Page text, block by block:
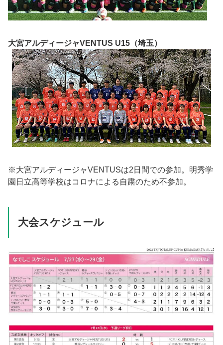
大宮アルディージャVENTUS U15（埼玉）
※大宮アルディージャVENTUSは2日間での参加。明秀学
園日立高等学校はコロナによる自粛のため不参加。
大会スケジュール